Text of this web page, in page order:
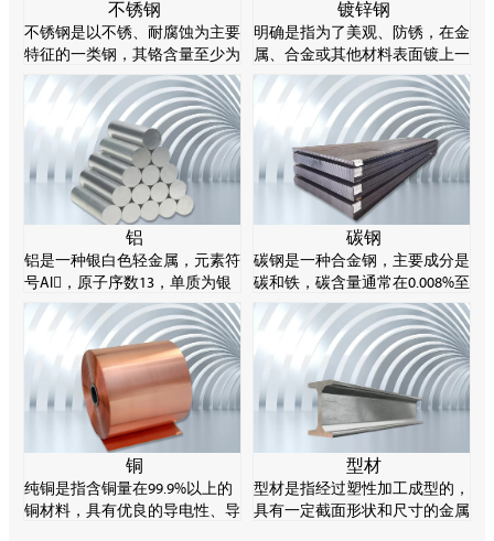
不锈钢
不锈钢是以不锈、耐腐蚀为主要
特征的一类钢，其铬含量至少为
10.5%，碳含量不超过1.2%。不
锈钢的耐腐蚀性源于其化学成分
的特性，特别是铬元素能在钢表
面形成一层薄薄的氧化物，阻止
进一步腐蚀。
镀锌钢
明确是指为了美观、防锈，在金
属、合金或其他材料表面镀上一
层锌的表面处理技术，主要采用
热谈判方法。锌易溶解酸和碱，
所以被称为两性金属。
铝
铝是一种银白色轻金属，元素符
号Al，原子序数13，单质为银
白色轻金属，有延展性，产品通
常制成棒、片、箔、粉、带、丝
等。
碳钢
碳钢是一种合金钢，主要成分是
碳和铁，碳含量通常在0.008%至
2.11%之间。碳钢可以通过控制
其碳含量来实现不同的强度等
级。碳钢由于材料成本低、塑性
好，在工业制造领域非常常见。
铜
纯铜是指含铜量在99.9%以上的
铜材料，具有优良的导电性、导
型材
型材是指经过塑性加工成型的，
具有一定截面形状和尺寸的金属